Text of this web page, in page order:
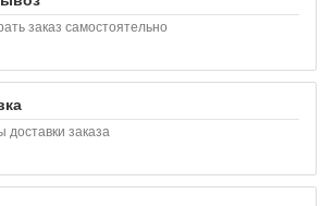
заказ самостоятельно
доставки заказа